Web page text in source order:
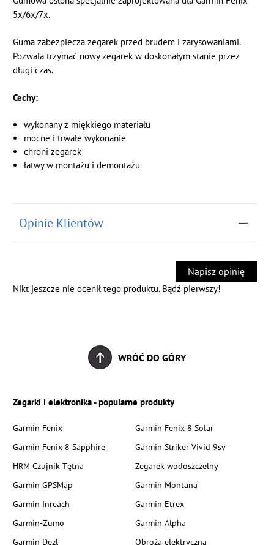
5x/6x/7x.
Guma zabezpiecza zegarek przed brudem i zarysowaniami.
Pozwala trzymać nowy zegarek w doskonałym stanie przez
długi czas.
Cechy:
wykonany z miękkiego materiału
mocne i trwałe wykonanie
chroni zegarek
łatwy w montażu i demontażu
Opinie Klientów
Napisz opinię
Nikt jeszcze nie ocenił tego produktu. Bądź pierwszy!
WRÓĆ DO GÓRY
Zegarki i elektronika - popularne produkty
Garmin Fenix
Garmin Fenix 8 Solar
Garmin Fenix 8 Sapphire
Garmin Striker Vivid 9sv
HRM Czujnik Tętna
Zegarek wodoszczelny
Garmin GPSMap
Garmin Montana
Garmin Inreach
Garmin Etrex
Garmin-Zumo
Garmin Alpha
Garmin Dezl
Obroża elektryczna